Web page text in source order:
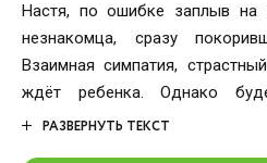
Настя, по ошибке заплыв на
незнакомца, сразу
Взаимная симпатия,
ждёт ребенка. Однако
отношений, ведь у Олега
РАЗВЕРНУТЬ ТЕКСТ